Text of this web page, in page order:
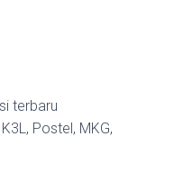
terbaru
Postel, MKG,